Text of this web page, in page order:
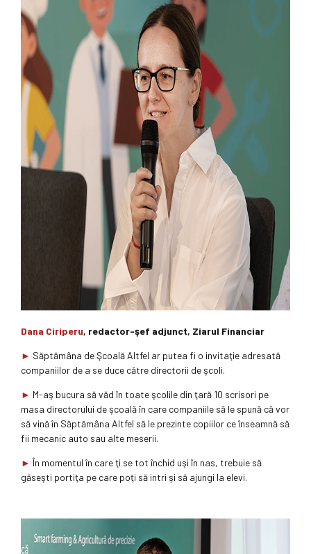
Dana Ciriperu, redactor-şef adjunct, Ziarul Financiar
► Săptămâna de Şcoală Altfel ar putea fi o invitaţie adresată
companiilor de a se duce către directorii de şcoli.
► M-aş bucura să văd în toate şcolile din ţară 10 scrisori pe
masa directorului de şcoală în care companiile să le spună că vor
să vină în Săptămâna Altfel să le prezinte copiilor ce înseamnă să
fii mecanic auto sau alte meserii.
► În momentul în care ţi se tot închid uşi în nas, trebuie să
găseşti portiţa pe care poţi să intri şi să ajungi la elevi.